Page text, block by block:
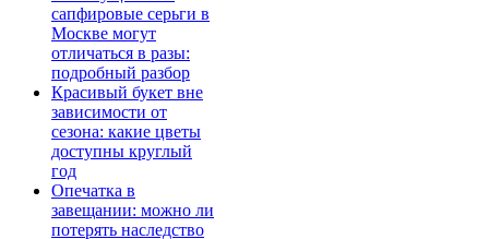
сапфировые серьги в
Москве могут
отличаться в разы:
подробный разбор
Красивый букет вне
зависимости от
сезона: какие цветы
доступны круглый
год
Опечатка в
завещании: можно ли
потерять наследство